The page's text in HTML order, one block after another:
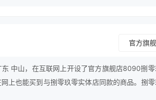
官方旗
中山，在互联网上开设了官方旗舰店8090捌
上也能买到与捌零玖零实体店同款的商品。捌零